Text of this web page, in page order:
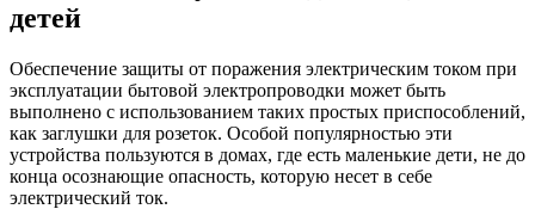
детей
Обеспечение защиты от поражения электрическим током при
эксплуатации бытовой электропроводки может быть
выполнено с использованием таких простых приспособлений,
как заглушки для розеток. Особой популярностью эти
устройства пользуются в домах, где есть маленькие дети, не до
конца осознающие опасность, которую несет в себе
электрический ток.